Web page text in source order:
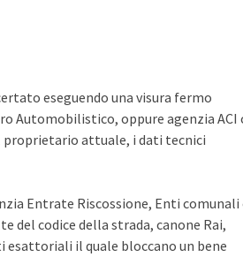
eseguendo una visura fermo
Automobilistico, oppure agenzia ACI
proprietario attuale, i dati tecnici
Entrate Riscossione, Enti comunali
codice della strada, canone Rai,
esattoriali il quale bloccano un bene